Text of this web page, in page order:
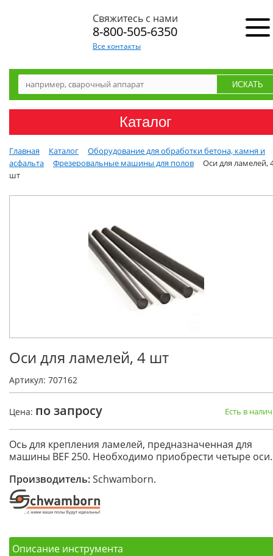
Свяжитесь с нами
8-800-505-6350
Все контакты
Каталог
Главная Каталог
Оборудование для обработки бетона, камня и
асфальта
Фрезеровальные машины для полов
Оси для ламелей,
шт
Оси для ламелей, 4 шт
Артикул: 707162
Цена: по запросу Есть в
Ось для крепления ламелей, предназначенная для
машины BEF 250. Необходимо приобрести четыре оси.
Производитель:Schwamborn.
Описание инструмента